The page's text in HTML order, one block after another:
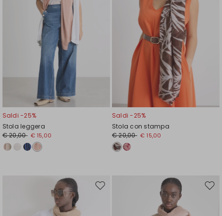
Saldi -25%
Stola leggera
€ 20,00 € 15,00
Saldi -25%
Stola con stampa
€ 20,00 € 15,00
Sposta